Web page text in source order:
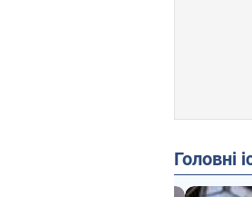
Головні